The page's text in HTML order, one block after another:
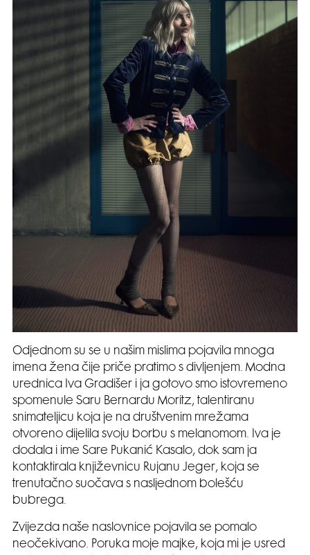
Odjednom su se u našim mislima pojavila mnoga
imena žena čije priče pratimo s divljenjem. Modna
urednica Iva Gradišer i ja gotovo smo istovremeno
spomenule Saru Bernardu Moritz, talentiranu
snimateljicu koja je na društvenim mrežama
otvoreno dijelila svoju borbu s melanomom. Iva je
dodala i ime Sare Pukanić Kasalo, dok sam ja
kontaktirala književnicu Rujanu Jeger, koja se
trenutačno suočava s nasljednom bolešću
bubrega.
Zvijezda naše naslovnice pojavila se pomalo
neočekivano. Poruka moje majke, koja mi je usred